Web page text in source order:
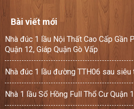
Bài viết mới
Nhà đúc 1 lầu Nội Thất Cao Cấp Gần
Quận 12, Giáp Quận Gò Vấp
Nhà đúc 1 lầu đường TTH06 sau
Nhà 1 lầu Sổ Hồng Full Thổ Cư Quận